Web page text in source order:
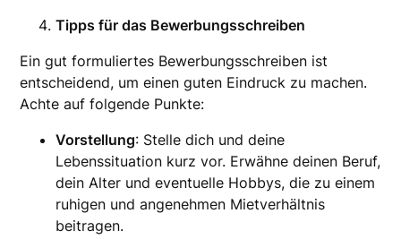
Tipps für das Bewerbungsschreiben
Ein gut formuliertes Bewerbungsschreiben ist
entscheidend, um einen guten Eindruck zu machen.
Achte auf folgende Punkte:
Vorstellung: Stelle dich und deine
Lebenssituation kurz vor. Erwähne deinen Beruf,
dein Alter und eventuelle Hobbys, die zu einem
ruhigen und angenehmen Mietverhältnis
beitragen.